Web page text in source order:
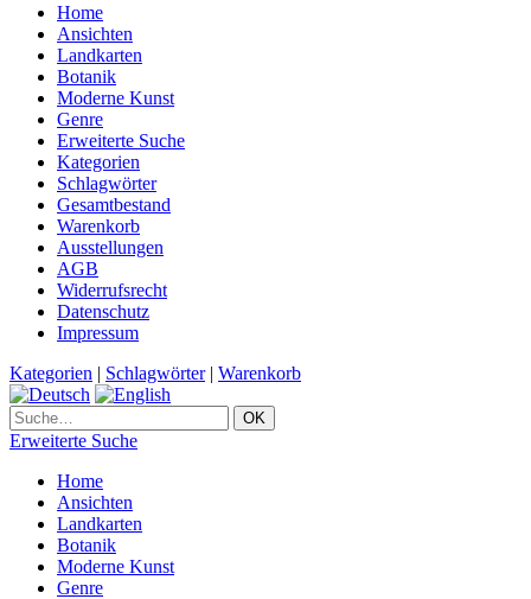
Home
Ansichten
Landkarten
Botanik
Moderne Kunst
Genre
Erweiterte Suche
Kategorien
Schlagwörter
Gesamtbestand
Warenkorb
Ausstellungen
AGB
Widerrufsrecht
Datenschutz
Impressum
Kategorien | Schlagwörter| Warenkorb
Erweiterte Suche
Home
Ansichten
Landkarten
Botanik
Moderne Kunst
Genre